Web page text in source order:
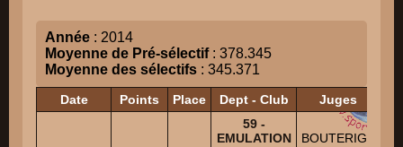
Année : 2014
Moyenne de Pré-sélectif: 378.345
Moyenne des sélectifs : 345.371
Date Points Place Dept - Club Juges
59 -
EMULATION
BOUTERIGE